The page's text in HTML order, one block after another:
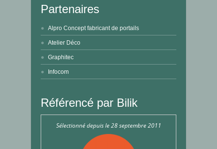
Partenaires
Alpro Concept fabricant de portails
Atelier Déco
Graphitec
Infocom
Référencé par Bilik
Sélectionné depuis le 28 septembre 2011